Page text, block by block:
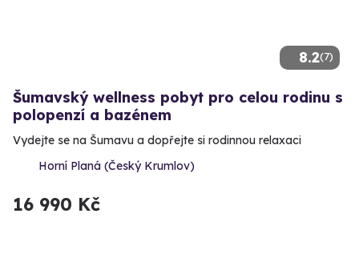
8.2(7)
Šumavský wellness pobyt pro celou rodinu s
polopenzí a bazénem
Vydejte se na Šumavu a dopřejte si rodinnou relaxaci
Horní Planá (Český Krumlov)
16 990 Kč